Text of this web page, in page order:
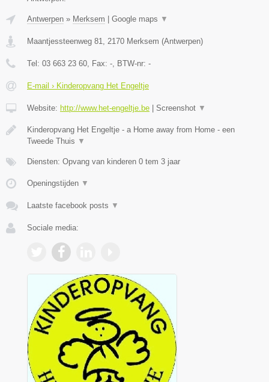
Antwerpen » Merksem Google maps ▼
Maantjessteenweg 81, 2170 Merksem (Antwerpen)
Tel: 03 663 23 60, Fax: -, BTW-nr: -
E-mail › Kinderopvang Het Engeltje
Website: http://www.het-engeltje.be Screenshot ▼
Kinderopvang Het Engeltje - a Home away from Home - een
Tweede Thuis ▼
Diensten: Opvang van kinderen 0 tem 3 jaar
Openingstijden ▼
Laatste facebook posts ▼
Sociale media: